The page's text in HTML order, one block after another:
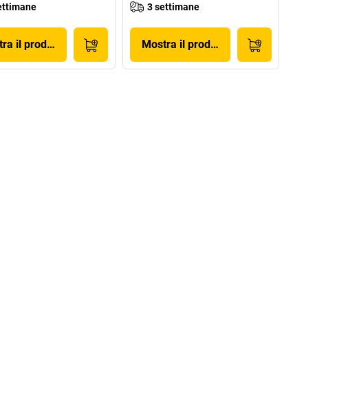
il prodotto
3 settimane
Mostra il prodotto